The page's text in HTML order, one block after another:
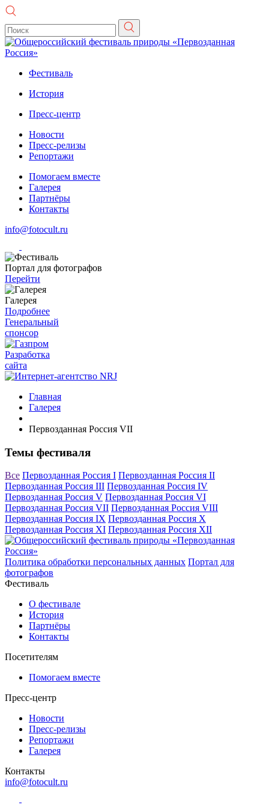
Фестиваль
История
Пресс-центр
Новости
Пресс-релизы
Репортажи
Помогаем вместе
Галерея
Партнёры
Контакты
info@fotocult.ru
Портал для фотографов
Перейти
Галерея
Подробнее
Генеральный
спонсор
Разработка
сайта
Главная
Галерея
Первозданная Россия VII
Темы фестиваля
Все Первозданная Россия I Первозданная Россия II
Первозданная Россия III Первозданная Россия IV
Первозданная Россия V Первозданная Россия VI
Первозданная Россия VII Первозданная Россия VIII
Первозданная Россия IX Первозданная Россия X
Первозданная Россия XI Первозданная Россия XII
Политика обработки персональных данных Портал для
фотографов
Фестиваль
О фестивале
История
Партнёры
Контакты
Посетителям
Помогаем вместе
Пресс-центр
Новости
Пресс-релизы
Репортажи
Галерея
Контакты
info@fotocult.ru